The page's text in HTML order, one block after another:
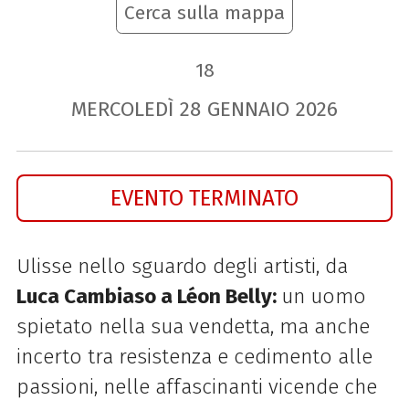
Cerca sulla mappa
18
MERCOLEDÌ 28 GENNAIO 2026
EVENTO TERMINATO
Ulisse nello sguardo degli artisti, da
Luca Cambiaso a Léon Belly: un uomo
spietato nella sua vendetta, ma anche
incerto tra resistenza e cedimento alle
passioni, nelle affascinanti vicende che